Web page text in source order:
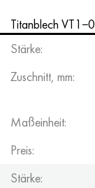
Titanblech VT1−0
Stärke:
Zuschnitt, mm:
Maßeinheit:
Preis:
Stärke: